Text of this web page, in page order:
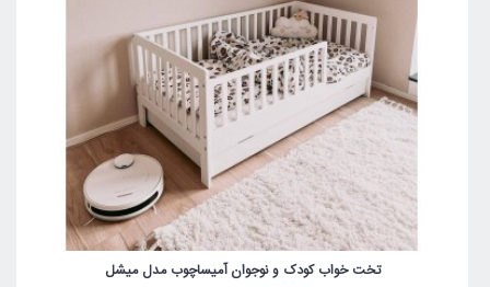
تخت خواب کودک و نوجوان آمیساچوب مدل میشل